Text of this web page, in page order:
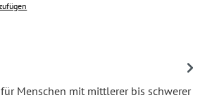
Menschen mit mittlerer bis schwerer